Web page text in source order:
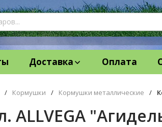
Доставка Оплата
/ Кормушки / Кормушки металлические /